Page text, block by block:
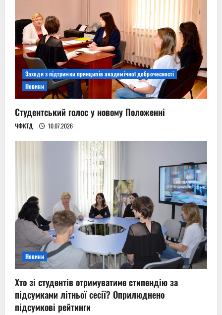
Заходи з підтримки принципів академічної доброчесності
Новини
Студентський голос у новому Положенні
ЧФКТД 10.07.2026
Новини
Хто зі студентів отримуватиме стипендію за
підсумками літньої сесії? Оприлюднено
підсумкові рейтинги